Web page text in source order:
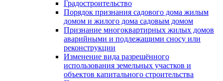
Градостроительство
Порядок признания садового дома жилым
домом и жилого дома садовым домом
Признание многоквартирных жилых домов
аварийными и подлежащими сносу или
реконструкции
Изменение вида разрешённого
использования земельных участков и
объектов капитального строительства